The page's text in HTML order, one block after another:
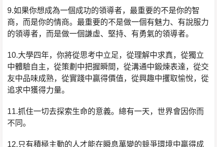
9.如果你想成為一個成功的領導者，最重要的不是你的智
商，而是你的情商。最重要的不是做一個有魅力、有說服力
的領導者，而是做一個謙虛、堅持、有勇氣的領導者。
10.大學四年，你將從思考中立足，從理解中求真，從獨立
中體驗自主，從策劃中把握瞬間，從溝通中鍛煉表達，從交
友中品味成熟，從實踐中贏得價值，從興趣中攫取愉悅，從
追求中獲得力量。
11.抓住一切去探索生命的意義。總有一天，世界會因你而
不同。
12.只有積極主動的人才能在瞬息萬變的競爭環境中贏得成